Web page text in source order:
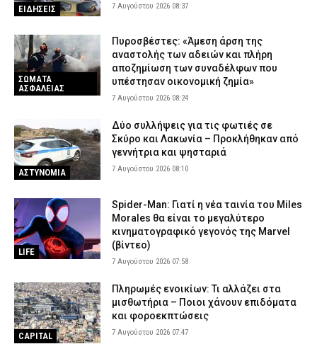
ΕΙΔΗΣΕΙΣ 7 Αυγούστου 2026 08:37
ΣΩΜΑΤΑ
ΑΣΦΑΛΕΙΑΣ
Πυροσβέστες: «Άμεση άρση της
αναστολής των αδειών και πλήρη
αποζημίωση των συναδέλφων που
υπέστησαν οικονομική ζημία»
7 Αυγούστου 2026 08:24
ΑΣΤΥΝΟΜΙΑ
Δύο συλλήψεις για τις φωτιές σε
Σκύρο και Λακωνία – Προκλήθηκαν από
γεννήτρια και ψησταριά
7 Αυγούστου 2026 08:10
LIFE
Spider-Man: Γιατί η νέα ταινία του Miles
Morales θα είναι το μεγαλύτερο
κινηματογραφικό γεγονός της Marvel
(βίντεο)
7 Αυγούστου 2026 07:58
CAPITAL
Πληρωμές ενοικίων: Τι αλλάζει στα
μισθωτήρια – Ποιοι χάνουν επιδόματα
και φοροεκπτώσεις
7 Αυγούστου 2026 07:47